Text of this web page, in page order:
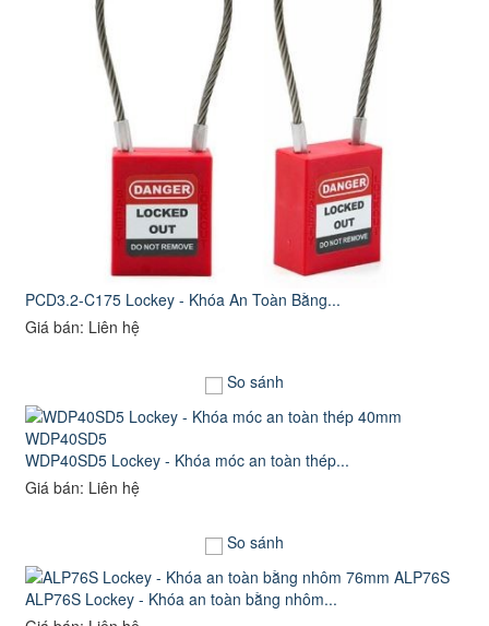
PCD3.2-C175 Lockey - Khóa An Toàn Bằng...
Giá bán: Liên hệ
So sánh
WDP40SD5 Lockey - Khóa móc an toàn thép...
Giá bán: Liên hệ
So sánh
ALP76S Lockey - Khóa an toàn bằng nhôm...